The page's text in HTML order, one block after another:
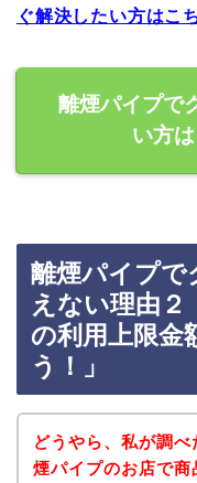
ぐ解決したい方はこ
離煙パイプで
い方
離煙パイプで
えない理由２
の利用上限金
う！」
どうやら、私が調
煙パイプのお店で商